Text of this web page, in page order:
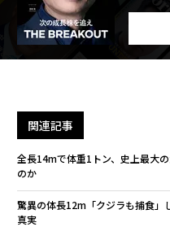
関連記事
全長14mで体重1トン、史上最大
のか
驚異の体長12m「クジラも捕食」
真実